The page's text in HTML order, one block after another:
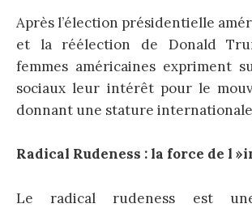
Après l’élection présidentielle
et la réélection de Donald
femmes américaines expriment
sociaux leur intérêt pour le
donnant une stature
Radical Rudeness : la force de l
Le radical rudeness est